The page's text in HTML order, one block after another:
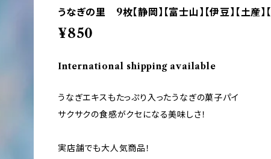
うなぎの里 9枚【静岡】【富士山】【伊豆】【土産】
¥850
International shipping available
うなぎエキスもたっぷり入ったうなぎの菓子パイ
サクサクの食感がクセになる美味しさ！
実店舗でも大人気商品！